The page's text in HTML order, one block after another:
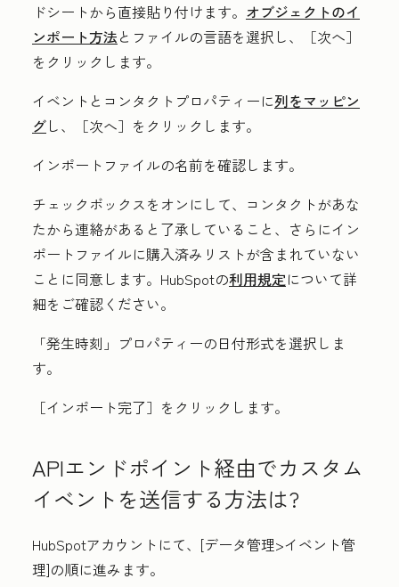
ドシートから直接貼り付けます。 オブジェクトのイ
ンポート方法とファイルの言語を選択し、［次へ］
をクリックします。
イベントとコンタクトプロパティーに列をマッピン
グし、［次へ］を クリックします。
インポートファイルの名前を確認します。
チェックボックスをオンにして、コンタクトがあな
たから連絡があると了承していること、さらにイン
ポートファイルに購入済みリストが含まれていない
ことに同意します。HubSpotの利用規定について詳
細をご確認ください。
「発生時刻」プロパティーの日付形式を選択しま
す。
［インポート完了］ をクリックします。
APIエンドポイント経由でカスタム
イベントを送信する方法は?
HubSpotアカウントにて、[データ管理>イベント管
理]の順に進みます。